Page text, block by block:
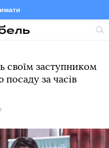
Twitter
своїм заступником
посаду за часів